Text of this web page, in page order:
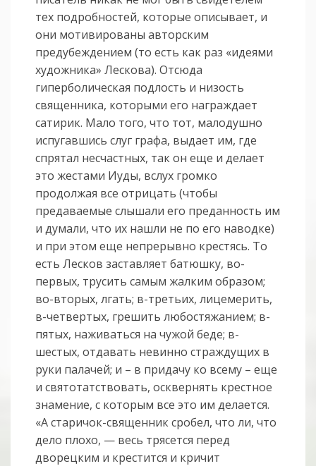
тех подробностей, которые описывает, и
они мотивированы авторским
предубеждением (то есть как раз «идеями
художника» Лескова). Отсюда
гиперболическая подлость и низость
священника, которыми его награждает
сатирик. Мало того, что тот, малодушно
испугавшись слуг графа, выдает им, где
спрятал несчастных, так он еще и делает
это жестами Иуды, вслух громко
продолжая все отрицать (чтобы
предаваемые слышали его преданность им
и думали, что их нашли не по его наводке)
и при этом еще непрерывно крестясь. То
есть Лесков заставляет батюшку, во-
первых, трусить самым жалким образом;
во-вторых, лгать; в-третьих, лицемерить,
в-четвертых, грешить любостяжанием; в-
пятых, наживаться на чужой беде; в-
шестых, отдавать невинно страждущих в
руки палачей; и – в придачу ко всему – еще
и святотатствовать, осквернять крестное
знамение, с которым все это им делается.
«А старичок-священник сробел, что ли, что
дело плохо, — весь трясется перед
дворецким и крестится и кричит